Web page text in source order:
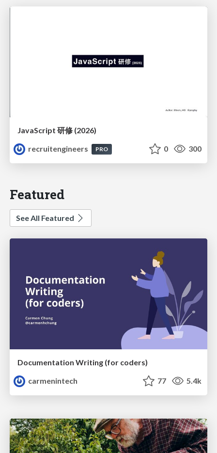
JavaScript 研修 (2026)
recruitengineers
PRO 0 300
Featured
See All Featured
Documentation Writing (for coders)
carmenintech
77 5.4k